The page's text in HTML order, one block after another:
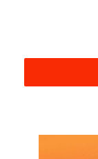
Durante os
material didático,